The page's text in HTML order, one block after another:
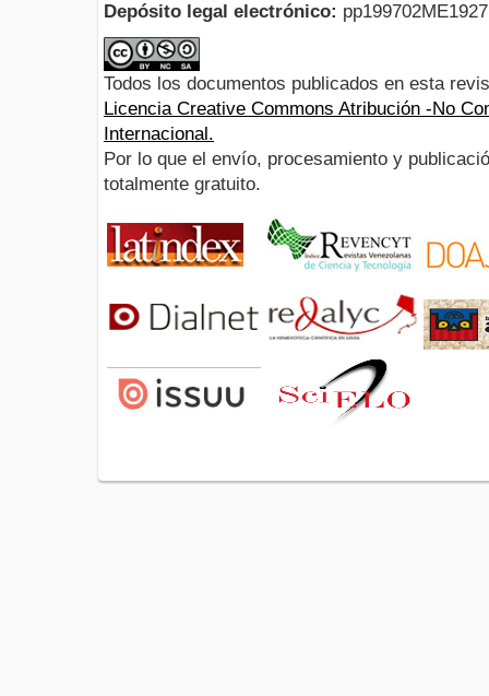
Depósito legal electrónico:
Todos los documentos publicados en esta
Licencia Creative Commons Atribución -No
Internacional.
Por lo que el envío, procesamiento y
totalmente gratuito.